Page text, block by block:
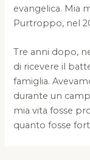
evangelica. Mia
Purtroppo, nel
Tre anni dopo,
di ricevere il
famiglia.
durante un
mia vita fosse
quanto fosse